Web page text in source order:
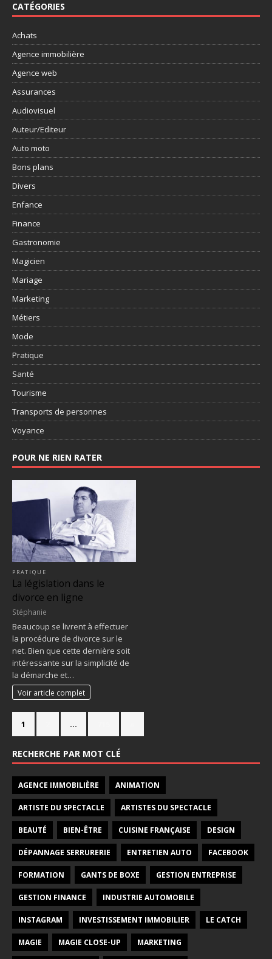
CATÉGORIES
Achats
Agence immobilière
Agence web
Assurances
Audiovisuel
Auteur/Editeur
Auto moto
Bons plans
Divers
Enfance
Finance
Gastronomie
Magicien
Mariage
Marketing
Métiers
Mode
Pratique
Santé
Tourisme
Transports de personnes
Voyance
POUR NE RIEN RATER
PRATIQUE
La législation dans le
divorce en ligne
Stéphanie
Beaucoup se livrent à effectuer
la procédure de divorce sur le
net. Bien que cette dernière soit
intéressante sur la simplicité de
la démarche et…
Voir article complet
1 …
RECHERCHE PAR MOT CLÉ
AGENCE IMMOBILIÈRE ANIMATION
ARTISTE DU SPECTACLE ARTISTES DU SPECTACLE
BEAUTÉ BIEN-ÊTRE CUISINE FRANÇAISE DESIGN
DÉPANNAGE SERRURERIE ENTRETIEN AUTO FACEBOOK
FORMATION GANTS DE BOXE GESTION ENTREPRISE
GESTION FINANCE INDUSTRIE AUTOMOBILE
INSTAGRAM INVESTISSEMENT IMMOBILIER LE CATCH
MAGIE MAGIE CLOSE-UP MARKETING